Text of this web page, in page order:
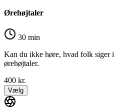
Ørehøjtaler
30 min
Kan du ikke høre, hvad folk siger
ørehøjtaler.
400 kr.
Vælg